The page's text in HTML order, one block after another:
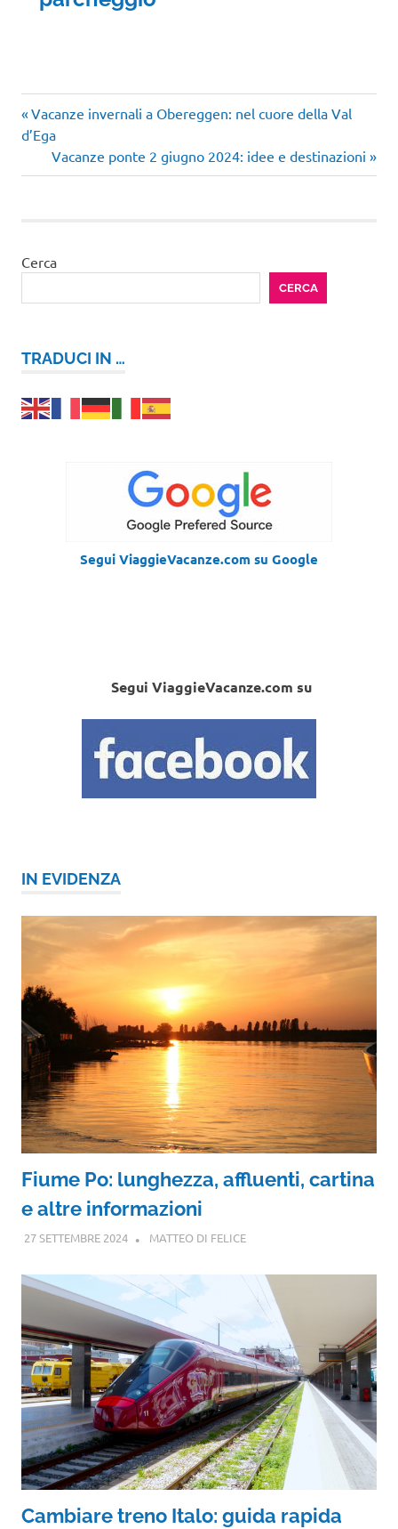
Navigazione
articoli
Articolo
precedente:
Vacanze invernali a Obereggen: nel cuore della Val
d’Ega
Articolo
successivo:
Vacanze ponte 2 giugno 2024: idee e destinazioni
Cerca
CERCA
TRADUCI IN …
Segui ViaggieVacanze.com su Google
Segui ViaggieVacanze.com su
IN EVIDENZA
Fiume Po: lunghezza, affluenti, cartina
e altre informazioni
27 SETTEMBRE 2024 MATTEO DI FELICE
Cambiare treno Italo: guida rapida